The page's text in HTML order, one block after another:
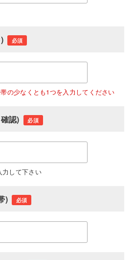
必須
の少なくとも1つを入力してください
認) 必須
力して下さい
) 必須